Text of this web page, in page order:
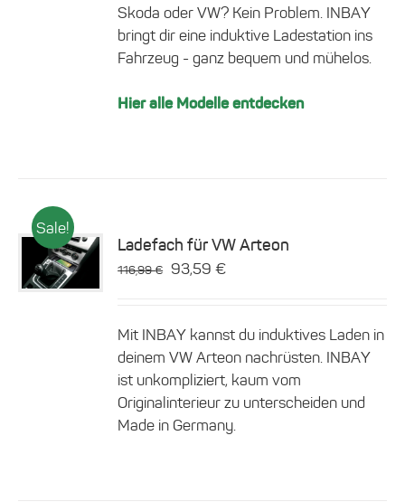
Produktseite
Skoda oder VW? Kein Problem. INBAY
bringt dir eine induktive Ladestation ins
Fahrzeug - ganz bequem und mühelos.
Hier alle Modelle entdecken
Sale!
Details
Ladefach für VW Arteon
116,99€ Ursprünglicher
116,99 €
93,59€Aktueller
93,59 €.
Mit INBAY kannst du induktives Laden in
deinem VW Arteon nachrüsten. INBAY
ist unkompliziert, kaum vom
Originalinterieur zu unterscheiden und
Made in Germany.